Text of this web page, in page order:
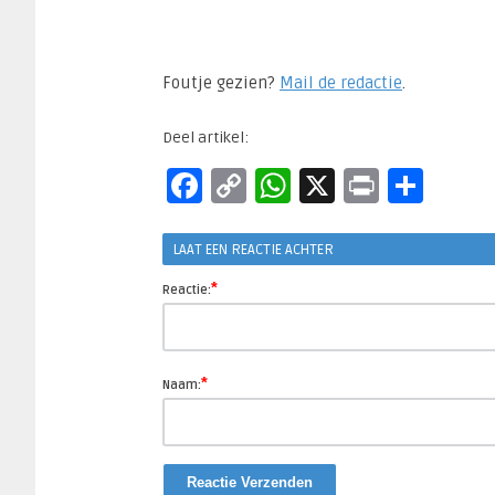
Foutje gezien? Mail de redactie.​
Deel artikel:
Facebook
CopyWhatsApp
X Print
LAAT EEN REACTIE ACHTER
Reactie:*
Naam:*